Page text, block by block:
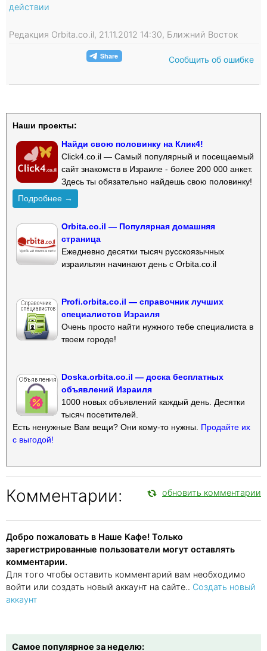
действии
Редакция Orbita.co.il, 21.11.2012 14:30, Ближний Восток
Сообщить об ошибке
Наши проекты:
Найди свою половинку на Клик4!
Click4.co.il — Самый популярный и посещаемый
сайт знакомств в Израиле - более 200 000 анкет.
Здесь ты обязательно найдешь свою половинку!
Подробнее →
Orbita.co.il — Популярная домашняя
страница
Ежедневно десятки тысяч русскоязычных
израильтян начинают день с Orbita.co.il
Profi.orbita.co.il — справочник лучших
специалистов Израиля
Очень просто найти нужного тебе специалиста в
твоем городе!
Doska.orbita.co.il — доска бесплатных
объявлений Израиля
1000 новых объявлений каждый день. Десятки
тысяч посетителей.
Есть ненужные Вам вещи? Они кому-то нужны. Продайте их
с выгодой!
Комментарии: обновить комментарии
Добро пожаловать в Наше Кафе! Только
зарегистрированные пользователи могут оставлять
комментарии.
Для того чтобы оставить комментарий вам необходимо
войти или создать новый аккаунт на сайте.. Создать новый
аккаунт
Самое популярное за неделю: